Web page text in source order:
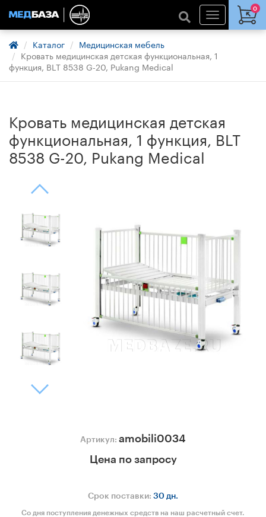
0
Каталог
Медицинская мебель
Кровать медицинская детская функциональная, 1
функция, BLT 8538 G-20, Pukang Medical
Кровать медицинская детская
функциональная, 1 функция, BLT
8538 G-20, Pukang Medical
Артикул: amobili0034
Цена по запросу
Срок поставки: 30 дн.
Со дня поступления денежных средств на наш расчетный счет.